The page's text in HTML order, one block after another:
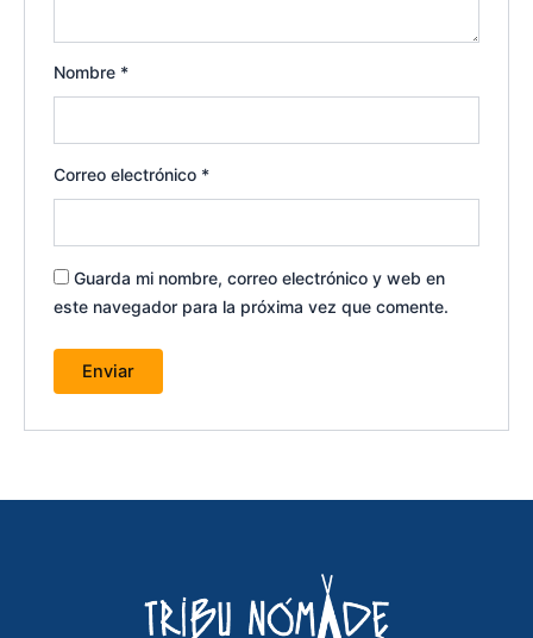
Nombre *
Correo electrónico *
Guarda mi nombre, correo electrónico y web en
este navegador para la próxima vez que comente.